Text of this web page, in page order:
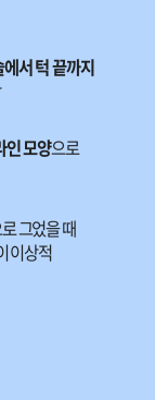
서 턱 끝까지
인 모양으로
그었을 때
이상적